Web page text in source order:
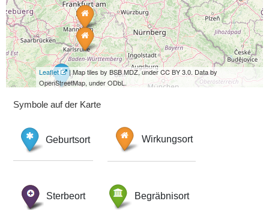
Leaflet
| Map tiles by BSB MDZ, under CC BY 3.0. Data by
OpenStreetMap, under ODbL.
Symbole auf der Karte
Geburtsort Wirkungsort
Sterbeort Begräbnisort